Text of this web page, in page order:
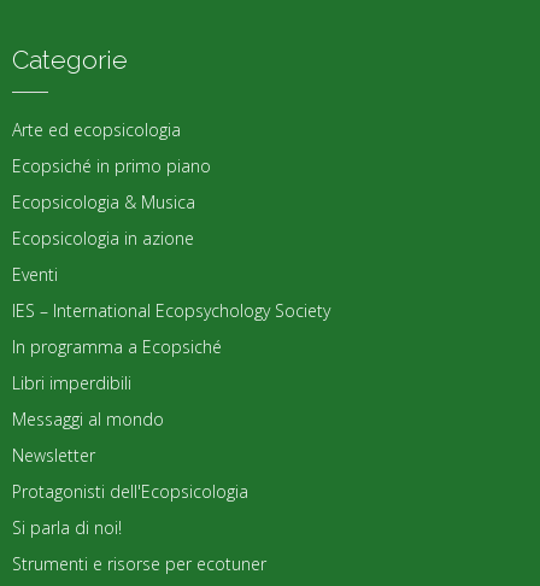
Categorie
Arte ed ecopsicologia
Ecopsiché in primo piano
Ecopsicologia & Musica
Ecopsicologia in azione
Eventi
IES – International Ecopsychology Society
In programma a Ecopsiché
Libri imperdibili
Messaggi al mondo
Newsletter
Protagonisti dell'Ecopsicologia
Si parla di noi!
Strumenti e risorse per ecotuner